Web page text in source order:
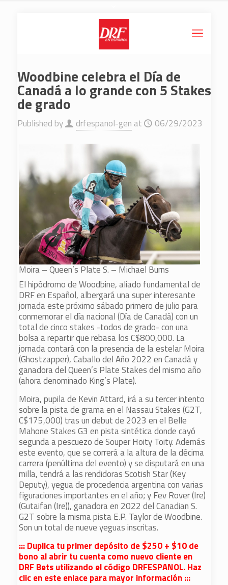
Woodbine celebra el Día de
Canadá a lo grande con 5 Stakes
de grado
Published by drfespanol-gen at 06/29/2023
Moira – Queen’s Plate S. – Michael Burns
El hipódromo de Woodbine, aliado fundamental de
DRF en Español, albergará una super interesante
jornada este próximo sábado primero de julio para
conmemorar el día nacional (Día de Canadá) con un
total de cinco stakes -todos de grado- con una
bolsa a repartir que rebasa los C$800,000. La
jornada contará con la presencia de la estelar Moira
(Ghostzapper), Caballo del Año 2022 en Canadá y
ganadora del Queen’s Plate Stakes del mismo año
(ahora denominado King’s Plate).
Moira, pupila de Kevin Attard, irá a su tercer intento
sobre la pista de grama en el Nassau Stakes (G2T,
C$175,000) tras un debut de 2023 en el Belle
Mahone Stakes G3 en pista sintética donde cayó
segunda a pescuezo de Souper Hoity Toity. Además
este evento, que se correrá a la altura de la décima
carrera (penúltima del evento) y se disputará en una
milla, tendrá a las rendidoras Scotish Star (Key
Deputy), yegua de procedencia argentina con varias
figuraciones importantes en el año; y Fev Rover (Ire)
(Gutaifan (Ire)), ganadora en 2022 del Canadian S.
G2T sobre la misma pista E.P. Taylor de Woodbine.
Son un total de nueve yeguas inscritas.
::: Duplica tu primer depósito de $250 + $10 de
bono al abrir tu cuenta como nuevo cliente en
DRF Bets utilizando el código DRFESPANOL. Haz
clic en este enlace para mayor información :::